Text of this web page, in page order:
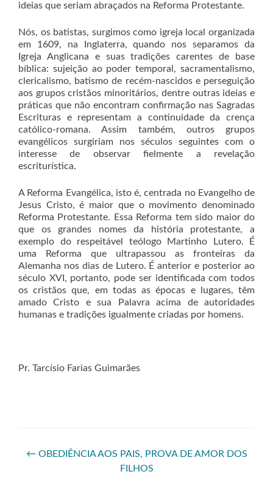
ideias que seriam abraçados na Reforma Protestante.
Nós, os batistas, surgimos como igreja local organizada
em 1609, na Inglaterra, quando nos separamos da
Igreja Anglicana e suas tradições carentes de base
bíblica: sujeição ao poder temporal, sacramentalismo,
clericalismo, batismo de recém-nascidos e perseguição
aos grupos cristãos minoritários, dentre outras ideias e
práticas que não encontram confirmação nas Sagradas
Escrituras e representam a continuidade da crença
católico-romana. Assim também, outros grupos
evangélicos surgiriam nos séculos seguintes com o
interesse de observar fielmente a revelação
escriturística.
A Reforma Evangélica, isto é, centrada no Evangelho de
Jesus Cristo, é maior que o movimento denominado
Reforma Protestante. Essa Reforma tem sido maior do
que os grandes nomes da história protestante, a
exemplo do respeitável teólogo Martinho Lutero. É
uma Reforma que ultrapassou as fronteiras da
Alemanha nos dias de Lutero. É anterior e posterior ao
século XVI, portanto, pode ser identificada com todos
os cristãos que, em todas as épocas e lugares, têm
amado Cristo e sua Palavra acima de autoridades
humanas e tradições igualmente criadas por homens.
Pr. Tarcísio Farias Guimarães
← OBEDIÊNCIA AOS PAIS, PROVA DE AMOR DOS
FILHOS